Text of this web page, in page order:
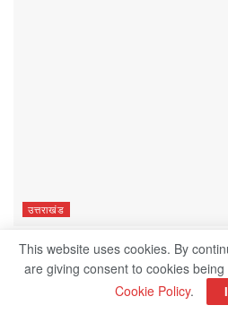
उत्तराखंड
उत्‍तराखंड में जल ताडंव, 150 मौत
FEBRUARY 7, 2021 5.9K
This website uses cookies. By
are giving consent to cookies
Cookie Policy.